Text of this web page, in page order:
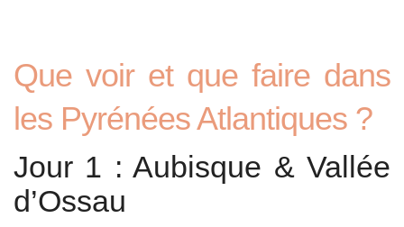
Que voir et que faire dans
les Pyrénées Atlantiques ?
Jour 1 : Aubisque & Vallée
d’Ossau